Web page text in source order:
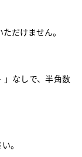
だけません。
なしで、半角数
。